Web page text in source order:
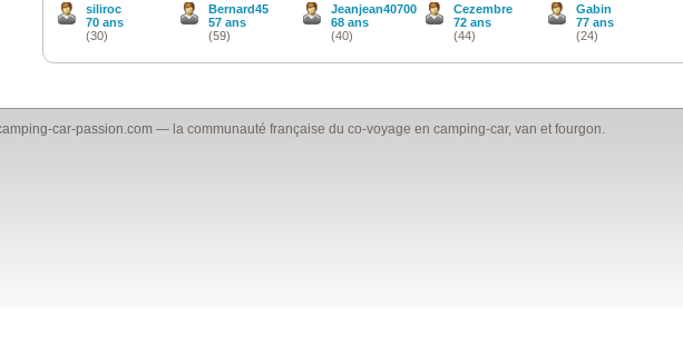
siliroc
70 ans
(30)
Bernard45
57 ans
(59)
Jeanjean40700
68 ans
(40)
Cezembre
72 ans
(44)
Gabin
77 ans
(24)
car-passion.com — la communauté française du co-voyage en camping-car, van et fourgon.